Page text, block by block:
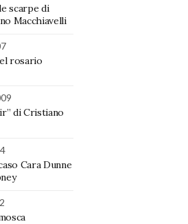
scarpe di
Macchiavelli
rosario
di Cristiano
Cara Dunne